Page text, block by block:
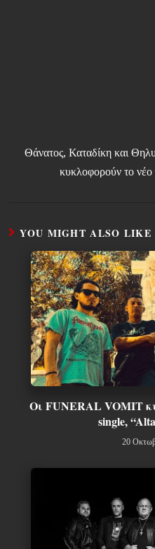
Θάνατος, Καταδίκη και
κυκλοφορούν το
YOU MIGHT ALSO LIKE
Οι FUNERAL VOMIT
single,
20